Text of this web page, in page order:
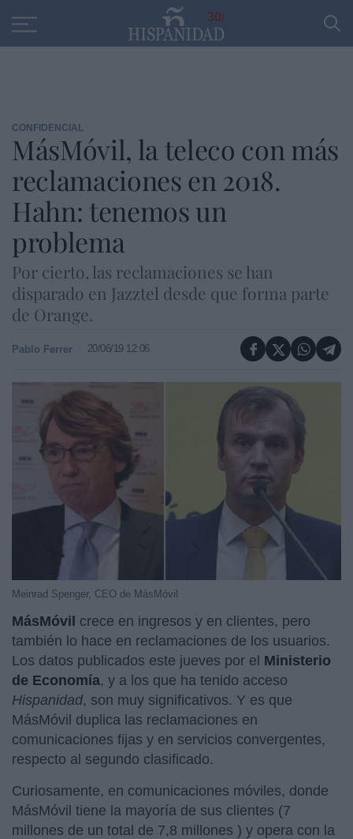
30
CONFIDENCIAL
MásMóvil, la teleco con más
reclamaciones en 2018.
Hahn: tenemos un
problema
Por cierto, las reclamaciones se han
disparado en Jazztel desde que forma parte
de Orange.
Pablo Ferrer 20/06/19 12:06
Meinrad Spenger, CEO de MásMóvil
MásMóvil crece en ingresos y en clientes, pero
también lo hace en reclamaciones de los usuarios.
Los datos publicados este jueves por el Ministerio
de Economía, y a los que ha tenido acceso
Hispanidad, son muy significativos. Y es que
MásMóvil duplica las reclamaciones en
comunicaciones fijas y en servicios convergentes,
respecto al segundo clasificado.
Curiosamente, en comunicaciones móviles, donde
MásMóvil tiene la mayoría de sus clientes (7
millones de un total de 7,8 millones ) y opera con la